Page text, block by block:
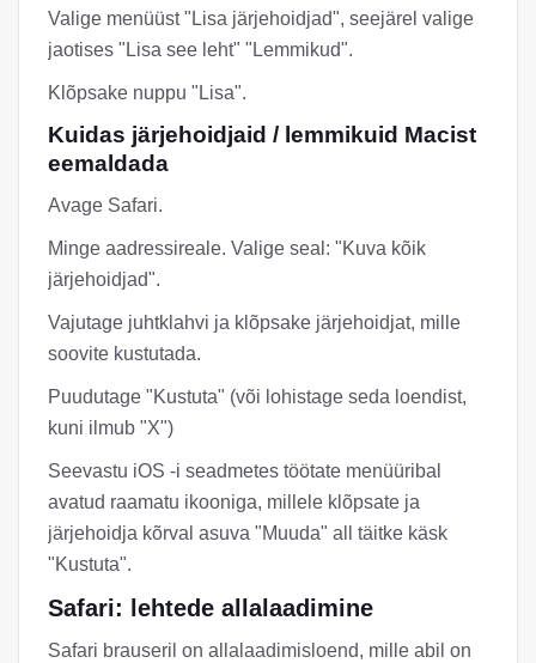
Valige menüüst "Lisa järjehoidjad", seejärel valige
jaotises "Lisa see leht" "Lemmikud".
Klõpsake nuppu "Lisa".
Kuidas järjehoidjaid / lemmikuid Macist
eemaldada
Avage Safari.
Minge aadressireale. Valige seal: "Kuva kõik
järjehoidjad".
Vajutage juhtklahvi ja klõpsake järjehoidjat, mille
soovite kustutada.
Puudutage "Kustuta" (või lohistage seda loendist,
kuni ilmub "X")
Seevastu iOS -i seadmetes töötate menüüribal
avatud raamatu ikooniga, millele klõpsate ja
järjehoidja kõrval asuva "Muuda" all täitke käsk
"Kustuta".
Safari: lehtede allalaadimine
Safari brauseril on allalaadimisloend, mille abil on